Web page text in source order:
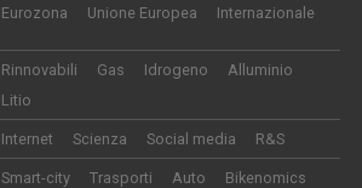
Eurozona Unione Europea Internazionale
Rinnovabili Gas Idrogeno
Alluminio
Litio
Internet Scienza Social media R&S
Smart-city Trasporti Auto Bikenomics